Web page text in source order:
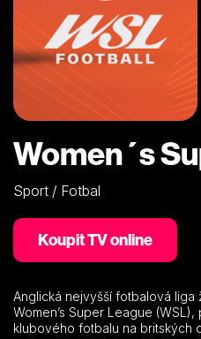
Women´s
Sport / Fotbal
Koupit TV online
Anglická nejvyšší fotbalová liga
Women’s Super League
klubového fotbalu na britských